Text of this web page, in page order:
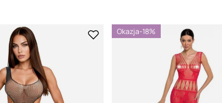
Okazja-18%